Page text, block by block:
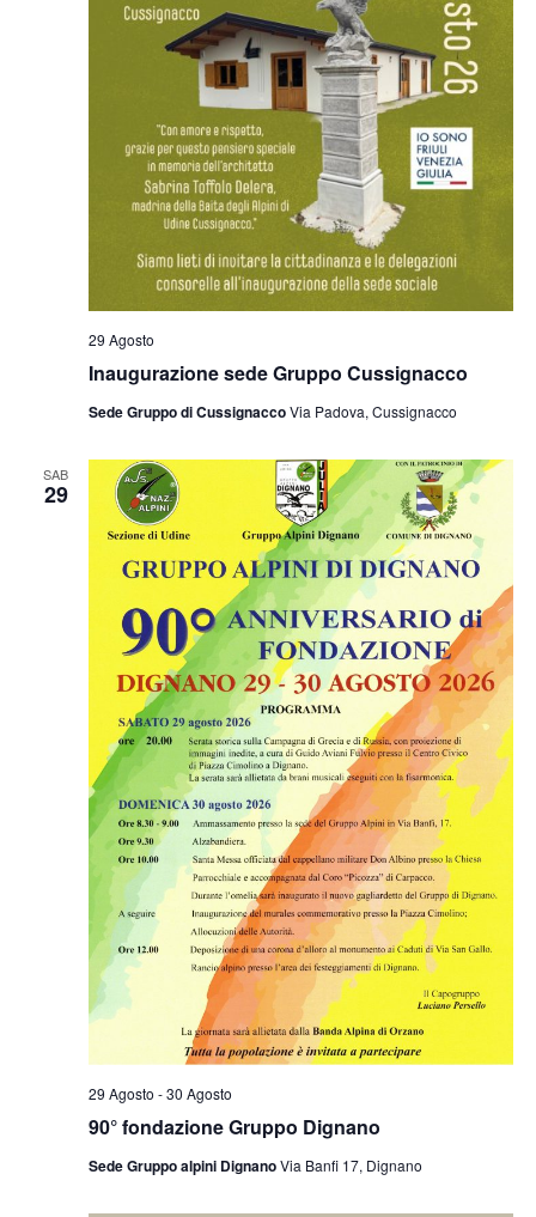
Inaugurazione sede Gruppo Cussignacco
29 Agosto
Sede Gruppo di CussignaccoVia Padova, Cussignacco
SAB
29
90° fondazione Gruppo Dignano
29 Agosto -30 Agosto
Sede Gruppo alpini DignanoVia Banfi 17, Dignano